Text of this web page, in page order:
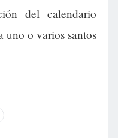
del calendario
o varios santos